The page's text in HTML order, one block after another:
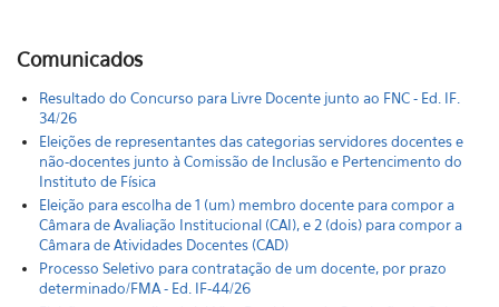
Comunicados
Resultado do Concurso para Livre Docente junto ao FNC - Ed. IF.
34/26
Eleições de representantes das categorias servidores docentes e
não-docentes junto à Comissão de Inclusão e Pertencimento do
Instituto de Física
Eleição para escolha de 1 (um) membro docente para compor a
Câmara de Avaliação Institucional (CAI), e 2 (dois) para compor a
Câmara de Atividades Docentes (CAD)
Processo Seletivo para contratação de um docente, por prazo
determinado/FMA - Ed. IF-44/26